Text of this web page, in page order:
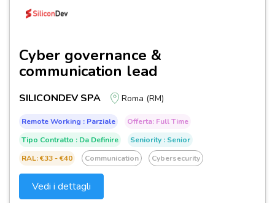
Cyber governance &
communication lead
SILICONDEV SPA Roma (RM)
Remote Working : Parziale
Offerta: Full Time
Tipo Contratto : Da Definire
Seniority : Senior
RAL: €33 - €40
Communication Cybersecurity
Vedi i dettagli